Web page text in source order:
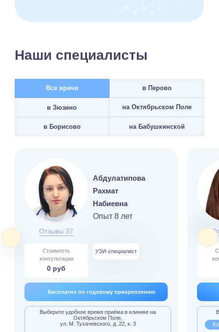
Наши специалисты
Все врачи в Перово
в Зюзино на Октябрьском Поле
в Борисово на Бабушкинской
Отзывы 37
Абдулатипова
Рахмат
Набиевна
Опыт 8 лет
Стоимость
консультации
0 руб
УЗИ-специалист
Бесплатно по годовому прикреплению
Выберите удобное время приёма в клинике на
Октябрьском Поле,
ул. М. Тухачевского, д. 22, к. 3